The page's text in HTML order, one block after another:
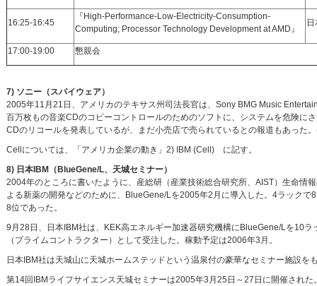
16:25-16:45
『High-Performance-Low-Electricity-Consumption-
Computing; Processor Technology Development at AMD』
17:00-19:00 懇親会
7) ソニー（スパイウェア）
2005年11月21日、アメリカのテキサス州司法長官は、Sony BMG Music
百万枚もの音楽CDのコピーコントロールのためのソフトに、システムを危険に
CDのリコールを発表しているが、まだ小売店で売られているとの報道もあった
Cellについては、「アメリカ企業の動き」2) IBM (Cell) に記す。
8) 日本IBM（BlueGene/L、天城セミナー）
2004年のところに書いたように、産総研（産業技術総合研究所、AIST）生命情
よる新薬の開発などのために、BlueGene/Lを2005年2月に導入した。4ラック
8位であった。
9月28日、日本IBM社は、KEK高エネルギー加速器研究機構にBlueGene/Lを10
（プライムコントラクター）として受注した。稼動予定は2006年3月。
日本IBM社は天城山に天城ホームステッドという温泉付の豪華なセミナー施設
第14回IBMライフサイエンス天城セミナーは2005年3月25日～27日に開催され